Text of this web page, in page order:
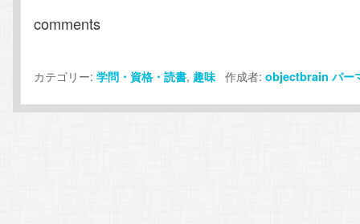
comments
カテゴリー:学問・資格・読書, 趣味作成者:objectbrain パー